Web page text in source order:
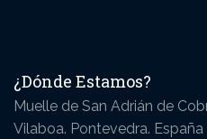
¿Dónde Estamos?
Muelle de San Adrián de
Vilaboa. Pontevedra. España